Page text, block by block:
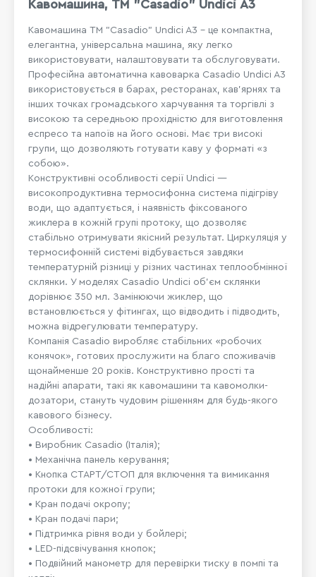
Кавомашина, ТМ "Casadio" Undici А3
Кавомашина ТМ "Casadio" Undici A3 – це компактна,
елегантна, універсальна машина, яку легко
використовувати, налаштовувати та обслуговувати.
Професійна автоматична кавоварка Casadio Undici A3
використовується в барах, ресторанах, кав'ярнях та
інших точках громадського харчування та торгівлі з
високою та середньою прохідністю для виготовлення
еспресо та напоїв на його основі. Має три високі
групи, що дозволяють готувати каву у форматі «з
собою».
Конструктивні особливості серії Undici —
високопродуктивна термосифонна система підігріву
води, що адаптується, і наявність фіксованого
жиклера в кожній групі протоку, що дозволяє
стабільно отримувати якісний результат. Циркуляція у
термосифонній системі відбувається завдяки
температурній різниці у різних частинах теплообмінної
склянки. У моделях Casadio Undici об'єм склянки
дорівнює 350 мл. Замінюючи жиклер, що
встановлюється у фітингах, що відводить і підводить,
можна відрегулювати температуру.
Компанія Casadio виробляє стабільних «робочих
конячок», готових прослужити на благо споживачів
щонайменше 20 років. Конструктивно прості та
надійні апарати, такі як кавомашини та кавомолки-
дозатори, стануть чудовим рішенням для будь-якого
кавового бізнесу.
Особливості:
• Виробник Casadio (Італія);
• Механічна панель керування;
• Кнопка СТАРТ/СТОП для включення та вимикання
протоки для кожної групи;
• Кран подачі окропу;
• Кран подачі пари;
• Підтримка рівня води у бойлері;
• LED-підсвічування кнопок;
• Подвійний манометр для перевірки тиску в помпі та